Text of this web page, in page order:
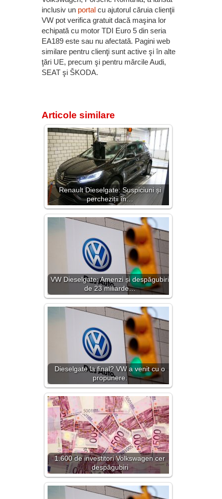
inclusiv un portal cu ajutorul căruia clienţii
VW pot verifica gratuit dacă maşina lor
echipată cu motor TDI Euro 5 din seria
EA189 este sau nu afectată. Pagini web
similare pentru clienţi sunt active şi în alte
ţări UE, precum şi pentru mărcile Audi,
SEAT şi ŠKODA.
Articole similare
Renault Dieselgate: Suspiciuni și
percheziții în…
VW Dieselgate: Amenzi și despăgubiri
de 23 miliarde…
Dieselgate la final? VW a venit cu o
propunere.
1.600 de investitori Volkswagen cer
despăgubiri